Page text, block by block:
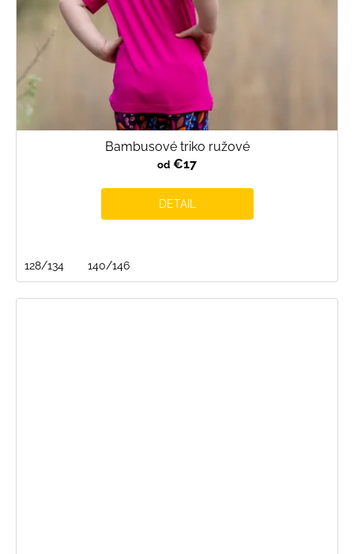
Bambusové triko ružové
od €17
DETAIL
128/134 140/146